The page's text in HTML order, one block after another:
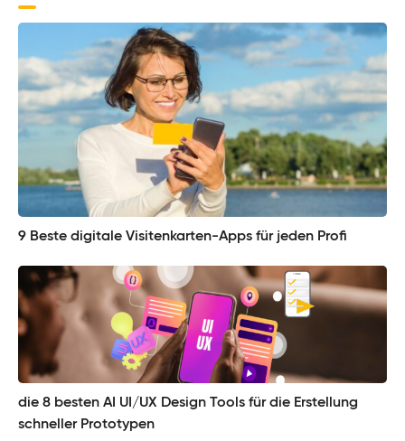
9 Beste digitale Visitenkarten-Apps für jeden Profi
die 8 besten AI UI/UX Design Tools für die Erstellung
schneller Prototypen